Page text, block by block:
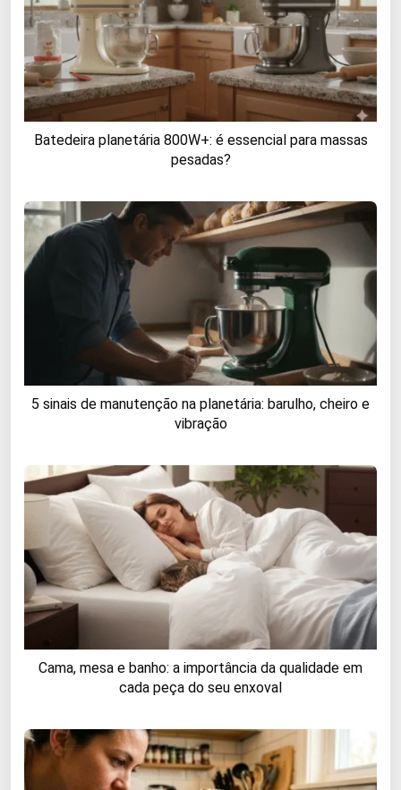
Batedeira planetária 800W+: é essencial para massas
pesadas?
5 sinais de manutenção na planetária: barulho, cheiro e
vibração
Cama, mesa e banho: a importância da qualidade em
cada peça do seu enxoval